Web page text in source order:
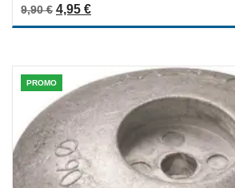
out
9,90€ Il prezzo originale era: 9,90 €.
4,95 €Il prezzo attuale è: 4,95 €.
PROMO